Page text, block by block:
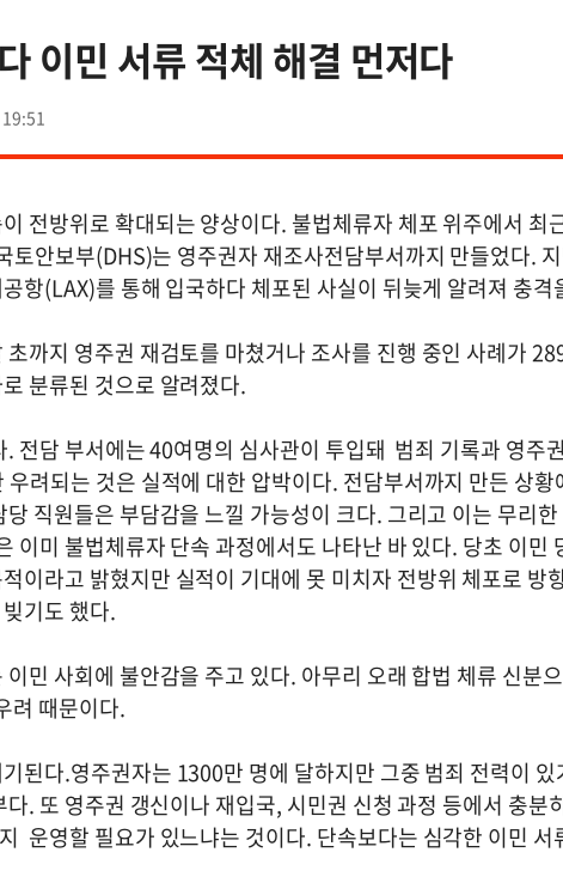
이민 서류 적체 해결 먼저다
전방위로 확대되는 양상이다. 불법체류자 체포 위주에서 최
토안보부(DHS)는 영주권자 재조사전담부서까지 만들었다.
항(LAX)를 통해 입국하다 체포된 사실이 뒤늦게 알려져 충격
까지 영주권 재검토를 마쳤거나 조사를 진행 중인 사례가
분류된 것으로 알려졌다.
전담 부서에는 40여명의 심사관이 투입돼 범죄 기록과 영주
려되는 것은 실적에 대한 압박이다. 전담부서까지 만든 상황
직원들은 부담감을 느낄 가능성이 크다. 그리고 이는 무리
이미 불법체류자 단속 과정에서도 나타난 바 있다. 당초 이민
이라고 밝혔지만 실적이 기대에 못 미치자 전방위 체포로 방
기도 했다.
민 사회에 불안감을 주고 있다. 아무리 오래 합법 체류 신분
려 때문이다.
된다.영주권자는 1300만 명에 달하지만 그중 범죄 전력이
. 또 영주권 갱신이나 재입국, 시민권 신청 과정 등에서 충분
운영할 필요가 있느냐는 것이다. 단속보다는 심각한 이민 서